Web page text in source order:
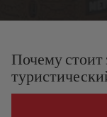
Почему стоит